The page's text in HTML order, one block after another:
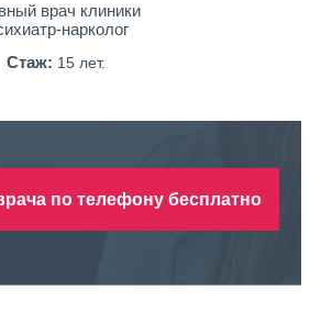
врач клиники
нарколог
Стаж: 15 лет.
по телефону бесплатно